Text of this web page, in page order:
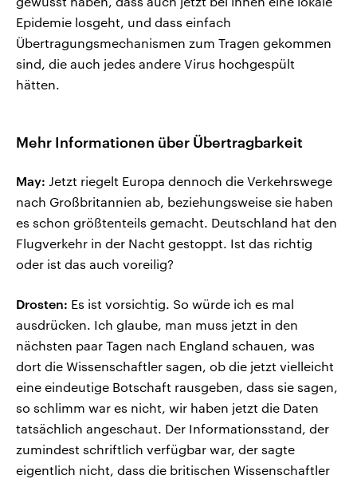
Epidemie losgeht, und dass einfach
Übertragungsmechanismen zum Tragen gekommen
sind, die auch jedes andere Virus hochgespült
hätten.
Mehr Informationen über Übertragbarkeit
May: Jetzt riegelt Europa dennoch die Verkehrswege
nach Großbritannien ab, beziehungsweise sie haben
es schon größtenteils gemacht. Deutschland hat den
Flugverkehr in der Nacht gestoppt. Ist das richtig
oder ist das auch voreilig?
Drosten: Es ist vorsichtig. So würde ich es mal
ausdrücken. Ich glaube, man muss jetzt in den
nächsten paar Tagen nach England schauen, was
dort die Wissenschaftler sagen, ob die jetzt vielleicht
eine eindeutige Botschaft rausgeben, dass sie sagen,
so schlimm war es nicht, wir haben jetzt die Daten
tatsächlich angeschaut. Der Informationsstand, der
zumindest schriftlich verfügbar war, der sagte
eigentlich nicht, dass die britischen Wissenschaftler